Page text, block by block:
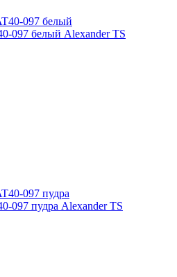
097 белый Alexander TS
097 пудра Alexander TS